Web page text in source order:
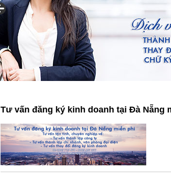
Tư vấn đăng ký kinh doanh tại Đà Nẵng